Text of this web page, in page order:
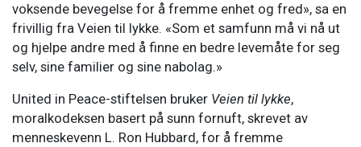
voksende bevegelse for å fremme enhet og fred», sa en
frivillig fra Veien til lykke. «Som et samfunn må vi nå ut
og hjelpe andre med å finne en bedre levemåte for seg
selv, sine familier og sine nabolag.»
United in Peace-stiftelsen bruker Veien til lykke,
moralkodeksen basert på sunn fornuft, skrevet av
menneskevenn L. Ron Hubbard, for å fremme